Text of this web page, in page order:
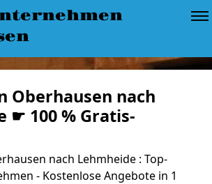
Oberhausen nach
☛ 100 % Gratis-
nach Lehmheide : Top-
- Kostenlose Angebote in 1